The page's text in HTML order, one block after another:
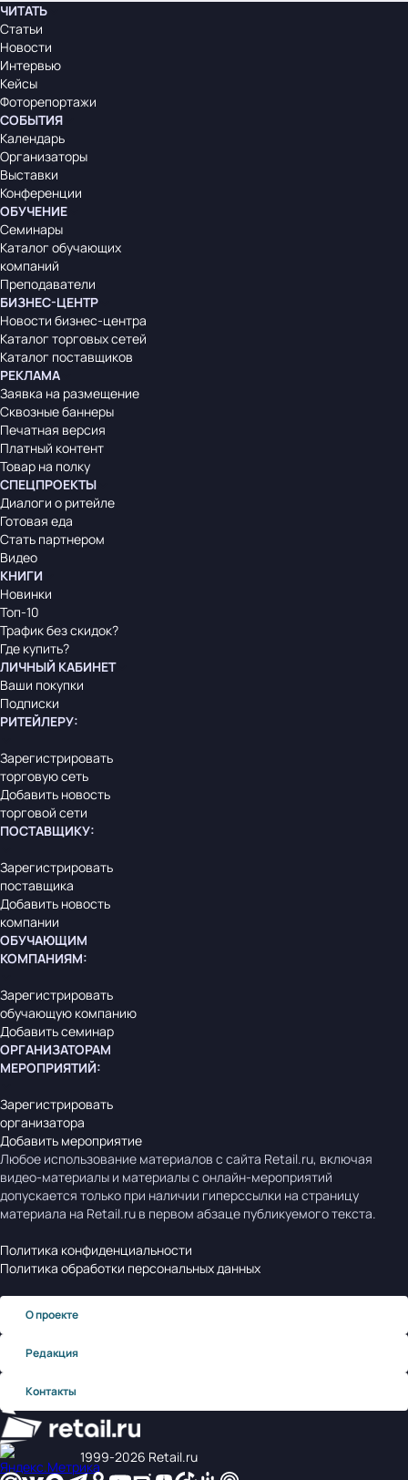
ЧИТАТЬ
Статьи
Новости
Интервью
Кейсы
Фоторепортажи
СОБЫТИЯ
Календарь
Организаторы
Выставки
Конференции
ОБУЧЕНИЕ
Семинары
Каталог обучающих
компаний
Преподаватели
БИЗНЕС-ЦЕНТР
Новости бизнес-центра
Каталог торговых сетей
Каталог поставщиков
РЕКЛАМА
Заявка на размещение
Сквозные баннеры
Печатная версия
Платный контент
Товар на полку
СПЕЦПРОЕКТЫ
Диалоги о ритейле
Готовая еда
Стать партнером
Видео
КНИГИ
Новинки
Топ-10
Трафик без скидок?
Где купить?
ЛИЧНЫЙ КАБИНЕТ
Ваши покупки
Подписки
РИТЕЙЛЕРУ:
Зарегистрировать
торговую сеть
Добавить новость
торговой сети
ПОСТАВЩИКУ:
Зарегистрировать
поставщика
Добавить новость
компании
ОБУЧАЮЩИМ
КОМПАНИЯМ:
Зарегистрировать
обучающую компанию
Добавить семинар
ОРГАНИЗАТОРАМ
МЕРОПРИЯТИЙ:
Зарегистрировать
организатора
Добавить мероприятие
Любое использование материалов с сайта Retail.ru, включая
видео-материалы и материалы с онлайн-мероприятий
допускается только при наличии гиперссылки на страницу
материала на Retail.ru в первом абзаце публикуемого текста.
Политика конфиденциальности
Политика обработки персональных данных
О проекте
Редакция
Контакты
1999‑2026 Retail.ru